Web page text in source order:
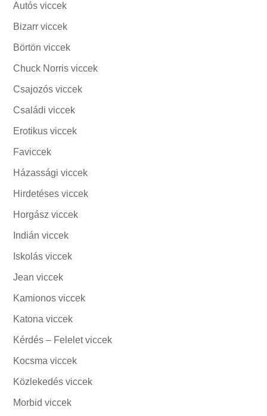
Autós viccek
Bizarr viccek
Börtön viccek
Chuck Norris viccek
Csajozós viccek
Családi viccek
Erotikus viccek
Faviccek
Házassági viccek
Hirdetéses viccek
Horgász viccek
Indián viccek
Iskolás viccek
Jean viccek
Kamionos viccek
Katona viccek
Kérdés – Felelet viccek
Kocsma viccek
Közlekedés viccek
Morbid viccek